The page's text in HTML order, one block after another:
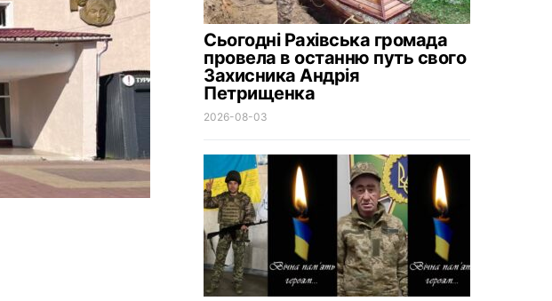
Сьогодні Рахівська громада
провела в останню путь свого
Захисника Андрія
Петрищенка
2026-08-03